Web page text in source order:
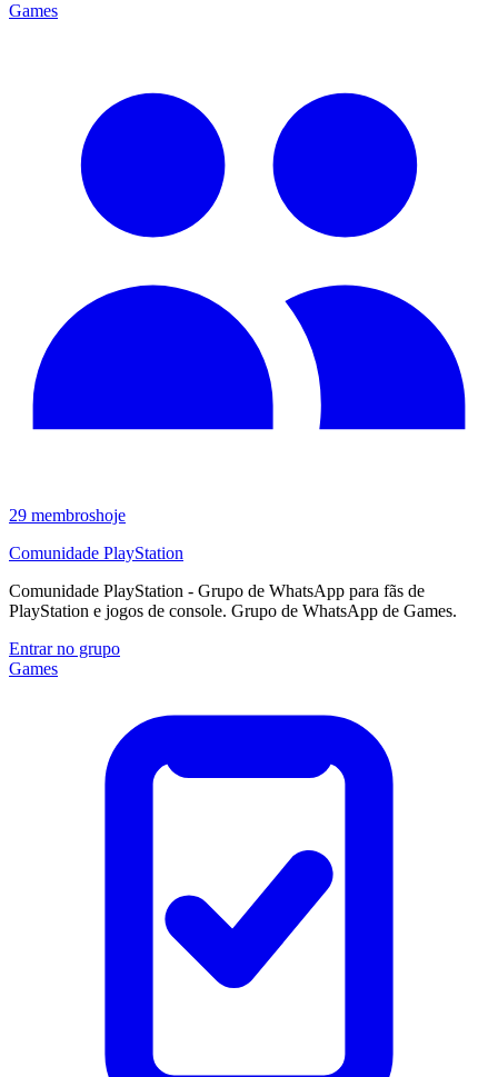
Games
29 membroshoje
Comunidade PlayStation
Comunidade PlayStation - Grupo de WhatsApp para fãs de
PlayStation e jogos de console. Grupo de WhatsApp de Games.
Entrar no grupo
Games